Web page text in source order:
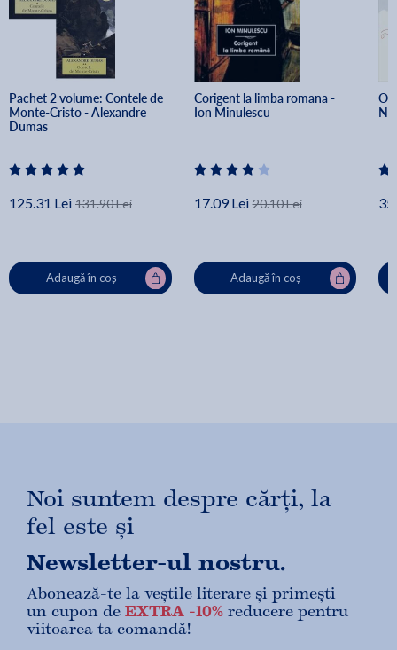
Pachet 2 volume: Contele de
Monte-Cristo - Alexandre
Dumas
125.31 Lei 131.90 Lei
Adaugă în coș
Corigent la limba romana -
Ion Minulescu
17.09 Lei 20.10 Lei
Adaugă în coș
O
Noi suntem despre cărți, la
fel este și
Newsletter-ul nostru.
Abonează-te la veștile literare și primești
un cupon de EXTRA -10% reducere pentru
viitoarea ta comandă!